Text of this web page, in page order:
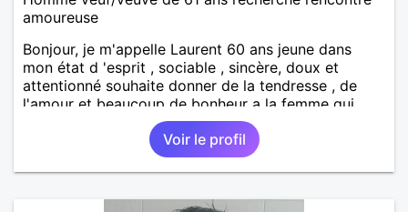
amoureuse
Bonjour, je m'appelle Laurent 60 ans jeune dans
mon état d 'esprit , sociable , sincère, doux et
attentionné souhaite donner de la tendresse , de
l'amour et beaucoup de bonheur a la femme qui
souhaitera partager ma vie . Bientôt en retraite a la
fin de l 'année et libre de toute contrainte. Digne de
confiance à la femme qui voudras m 'en accorder
en toute sincérité. Pour le reste venez me découvrir
Voir le profil